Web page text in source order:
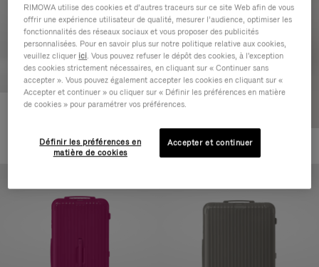
Essential Check-In M
+1
RIMOWA utilise des cookies et d’autres traceurs sur ce site Web afin de vous
offrir une expérience utilisateur de qualité, mesurer l’audience, optimiser les
fonctionnalités des réseaux sociaux et vous proposer des publicités
personnalisées. Pour en savoir plus sur notre politique relative aux cookies,
veuillez cliquer ici. Vous pouvez refuser le dépôt des cookies, à l'exception
des cookies strictement nécessaires, en cliquant sur « Continuer sans
accepter ». Vous pouvez également accepter les cookies en cliquant sur «
Accepter et continuer » ou cliquer sur « Définir les préférences en matière
de cookies » pour paramétrer vos préférences.
Définir les préférences en
matière de cookies
Accepter et continuer